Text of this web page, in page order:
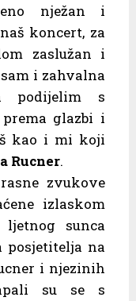
nježan i
koncert, za
zaslužan i
i zahvalna
podijelim s
glazbi i
kao i mi koji
Rucner.
zvukove
izlaskom
sunca
posjetitelja na
i njezinih
su se s